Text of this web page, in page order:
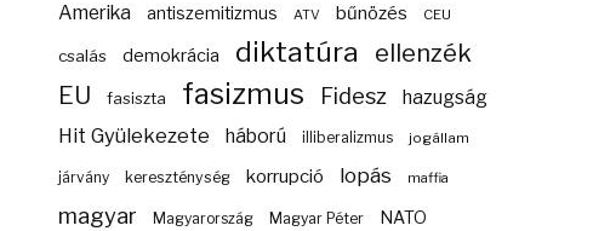
Amerika antiszemitizmus ATV bűnözés CEU
csalás demokrácia diktatúra ellenzék
EU fasiszta fasizmus Fidesz hazugság
Hit Gyülekezete háború illiberalizmus jogállam
járvány kereszténység korrupció lopás maffia
magyar Magyarország Magyar Péter NATO